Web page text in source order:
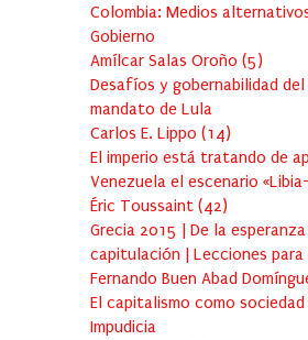
Colombia: Medios
Gobierno
Amílcar Salas Oroño (5)
Desafíos y gobernabilidad
mandato de Lula
Carlos E. Lippo (14)
El imperio está tratando de
Venezuela el escenario
Éric Toussaint (42)
Grecia 2015 | De la
capitulación | Lecciones
Fernando Buen Abad
El capitalismo como
Impudicia